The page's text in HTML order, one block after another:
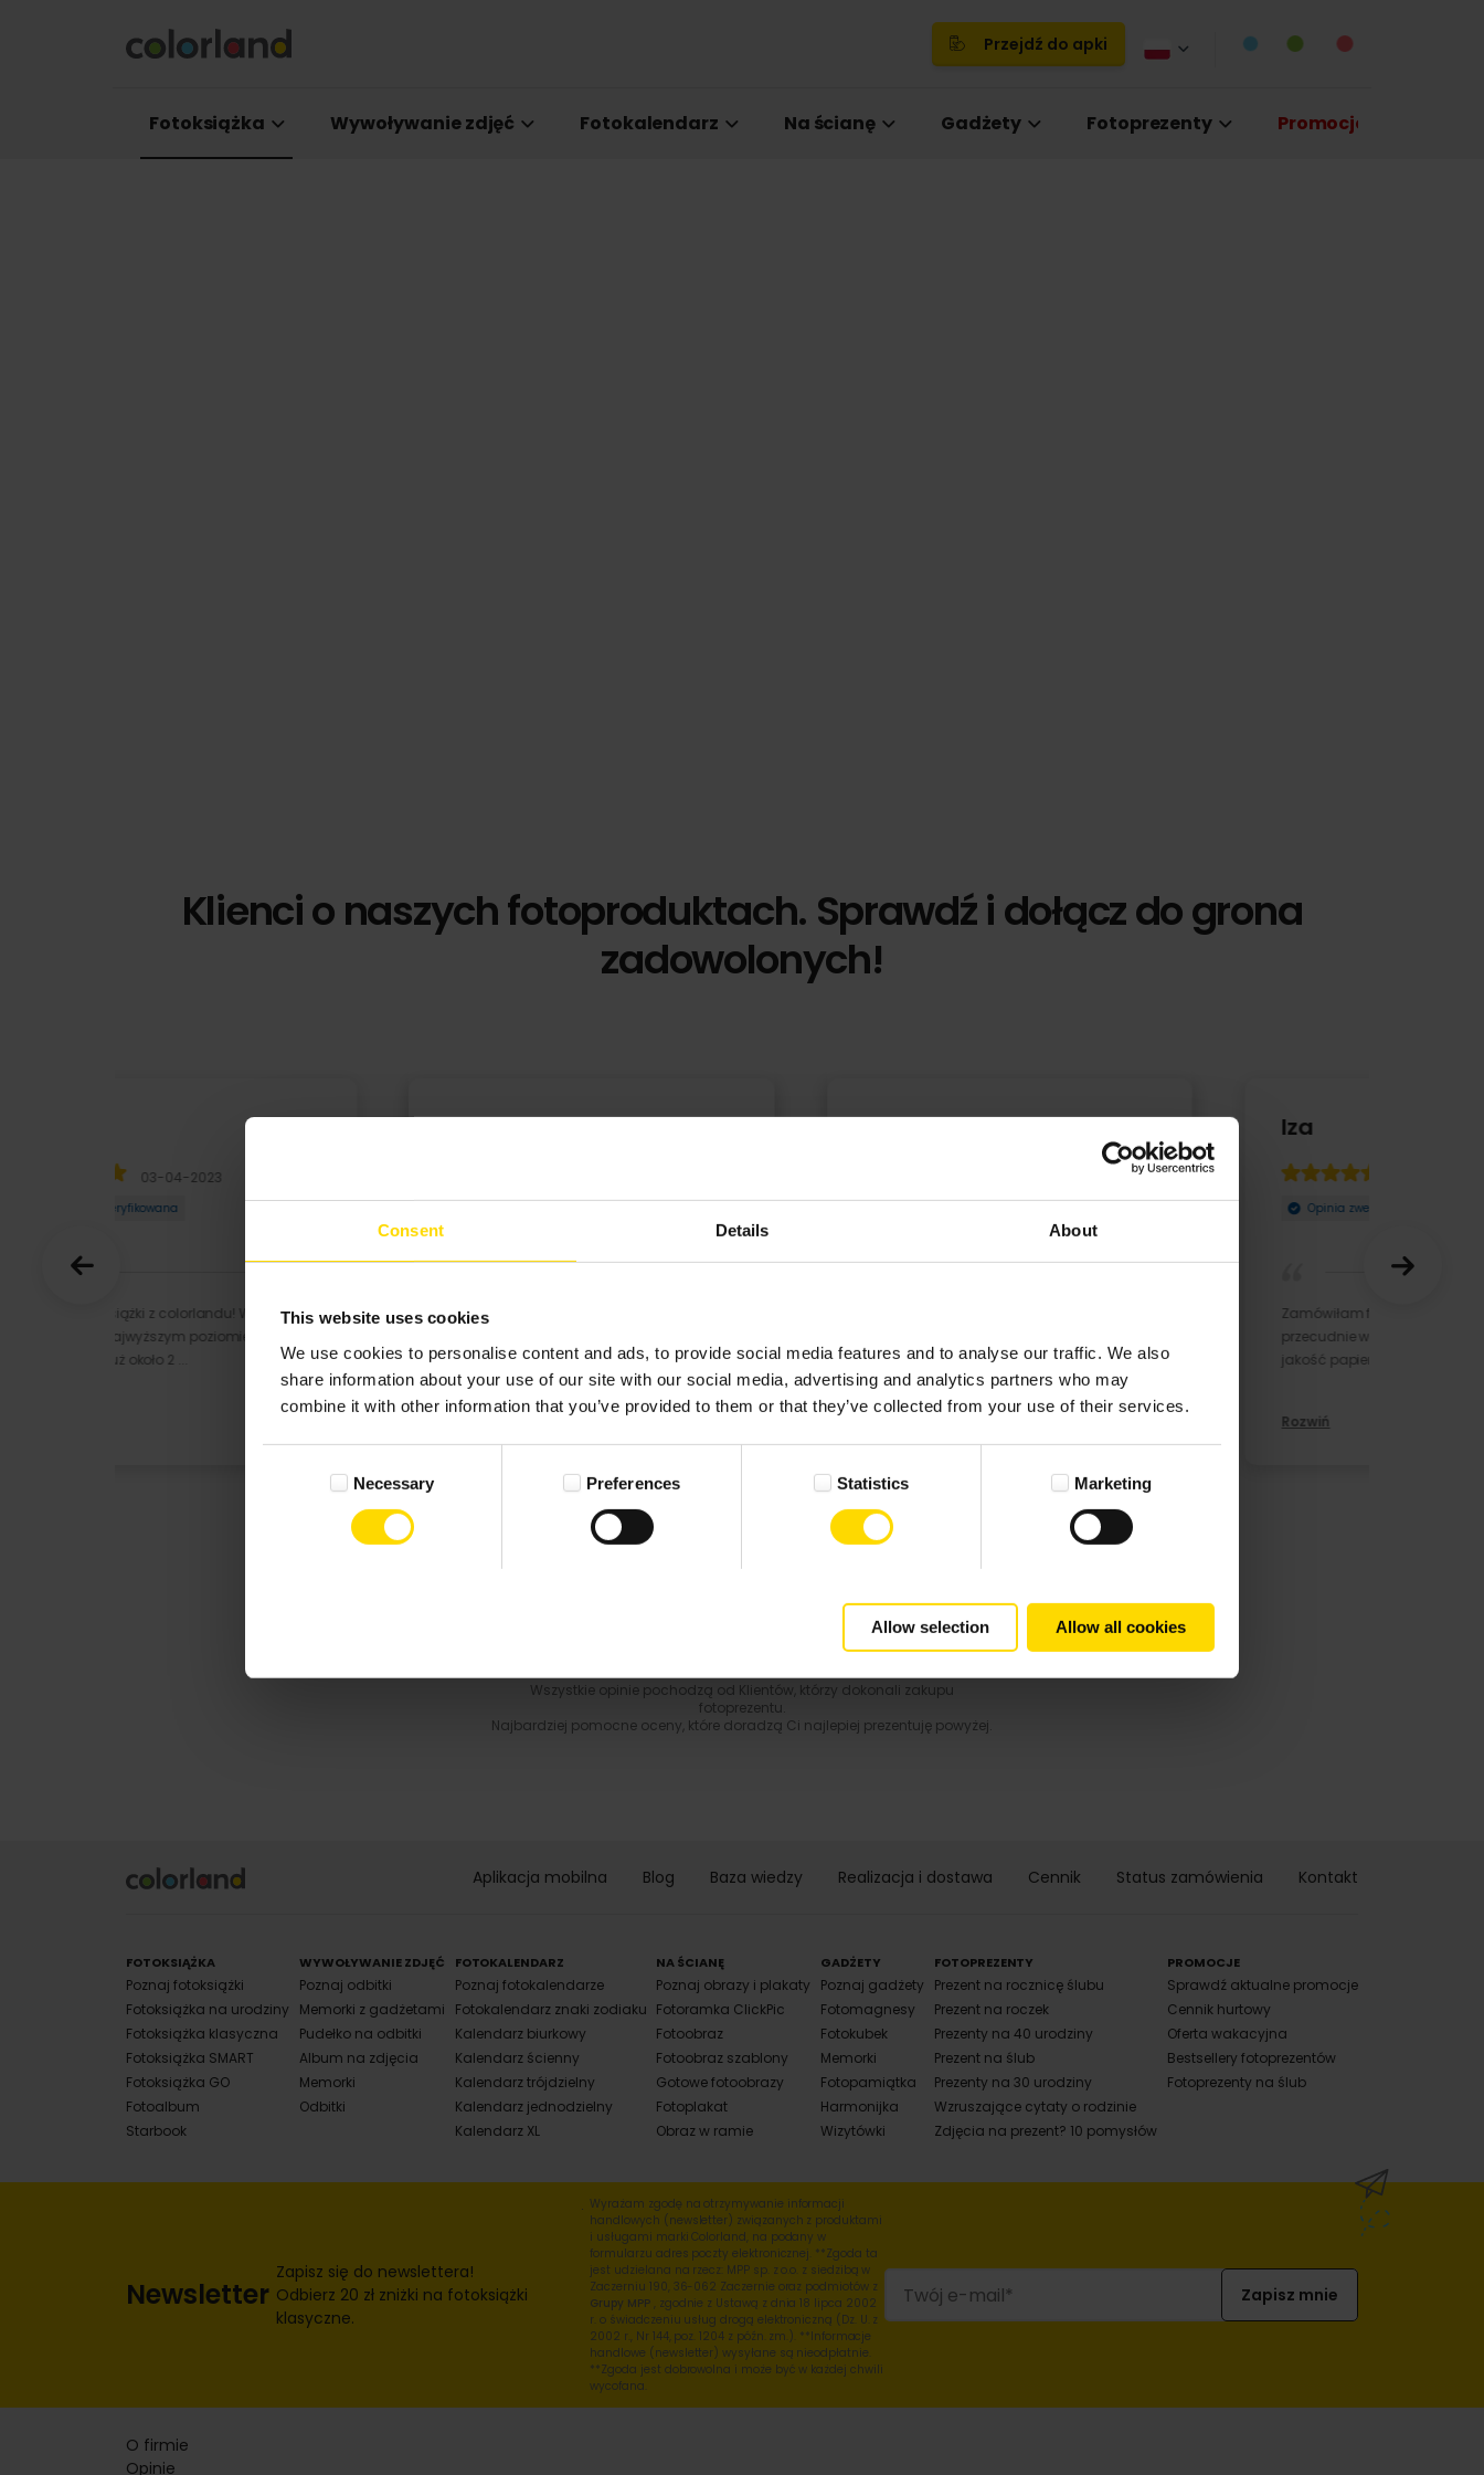
Consent Details About
This website uses cookies
We use cookies to personalise content and ads, to provide social media features and to analyse our traffic. We also
share information about your use of our site with our social media, advertising and analytics partners who may
combine it with other information that you’ve provided to them or that they’ve collected from your use of their services.
Necessary Preferences Statistics Marketing
Allow selection Allow all cookies
Przejdź do apki
Fotoksiążka Wywoływanie zdjęć Fotokalendarz Na ścianę Gadżety Fotoprezenty Promocje
Klienci o naszych fotoproduktach. Sprawdź i dołącz do grona
zadowolonych!
Zrobiłam w Colorlandzie kilkanaście
fotoksiążek, zawsze byłam zadowolona ale
ostatnie dwa mnie mocno ...
Justyna
Dziadka, które okaz ...
Rozwiń
Iza
09-04-2025
Zamówiłam fotoksiążkę z motywem Włoch
przecudnie wykonana bardzo porządnya
jakość papieru szybka dos ...
4.9 z 5.0
Wynik podany jest na podstawie 344 opinii.
Zobacz wszystkie
Wszystkie opinie pochodzą od Klientów, którzy dokonali zakupu
fotoprezentu.
Najbardziej pomocne oceny, które doradzą Ci najlepiej prezentuję powyżej.
Aplikacja mobilna Blog Baza wiedzy Realizacja i dostawa Cennik Status zamówienia Kontakt
FOTOKSIĄŻKA
Poznaj fotoksiążki
Fotoksiążka na urodziny
Fotoksiążka klasyczna
Fotoksiążka SMART
Fotoksiążka GO
Fotoalbum
Starbook
WYWOŁYWANIE ZDJĘĆ
Poznaj odbitki
Memorki z gadżetami
Pudełko na odbitki
Album na zdjęcia
Memorki
Odbitki
FOTOKALENDARZ
Poznaj fotokalendarze
Fotokalendarz znaki zodiaku
Kalendarz biurkowy
Kalendarz ścienny
Kalendarz trójdzielny
Kalendarz jednodzielny
Kalendarz XL
NA ŚCIANĘ
Poznaj obrazy i plakaty
Fotoramka ClickPic
Fotoobraz
Fotoobraz szablony
Gotowe fotoobrazy
Fotoplakat
Obraz w ramie
GADŻETY
Poznaj gadżety
Fotomagnesy
Fotokubek
Memorki
Fotopamiątka
Harmonijka
Wizytówki
FOTOPREZENTY
Prezent na rocznicę ślubu
Prezent na roczek
Prezenty na 40 urodziny
Prezent na ślub
Prezenty na 30 urodziny
Wzruszające cytaty o rodzinie
Zdjęcia na prezent? 10 pomysłów
PROMOCJE
Sprawdź aktualne promocje
Cennik hurtowy
Oferta wakacyjna
Bestsellery fotoprezentów
Fotoprezenty na ślub
Newsletter
Zapisz się do newslettera!
Odbierz 20 zł zniżki na fotoksiążki
klasyczne.
Wyrażam zgodę na otrzymywanie informacji
handlowych (newsletter) związanych z produktami
i usługami marki Colorland, na podany w
formularzu adres poczty elektronicznej. **Zgoda ta
jest udzielana na rzecz: MPP sp. z o.o. z siedzibą w
Zaczerniu 190, 36-062 Zaczernie oraz podmiotów z
Grupy MPP, zgodnie z Ustawą z dnia 18 lipca 2002
r. o świadczeniu usług drogą elektroniczną (Dz. U. z
2002 r., Nr 144, poz. 1204 z późn. zm.). **Informacje
handlowe (newsletter) wysyłane są nieodpłatnie.
**Zgoda jest dobrowolna i może być w każdej chwili
wycofana.
O firmie
Opinie